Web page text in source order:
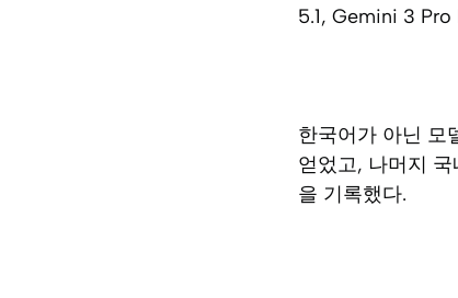
5.1, Gemini 3
한국어가 아닌 모
얻었고, 나머지
을 기록했다.